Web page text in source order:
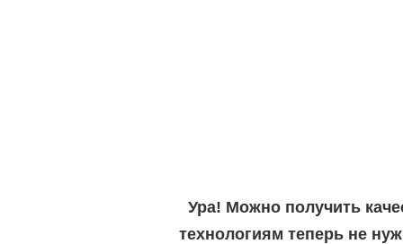
Ура! Можно получить
технологиям теперь не